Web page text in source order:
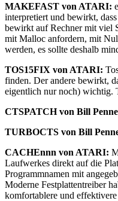
MAKEFAST von ATARI:
interpretiert und bewirkt,
bewirkt auf Rechner mit viel
mit Malloc anfordern, mit
werden, es sollte deshalb
TOS15FIX von ATARI:
finden. Der andere bewirkt,
eigentlich nur noch) wichtig.
CTSPATCH von Bill
TURBOCTS von Bill
CACHEnnn von ATARI:
Laufwerkes direkt auf die
Programmnamen mit
Moderne Festplattentreiber
komfortablere und